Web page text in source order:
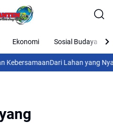
Ekonomi Sosial Budaya
Dari Lahan yang